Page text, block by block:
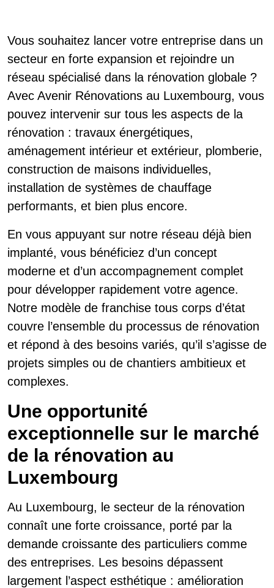
Vous souhaitez lancer votre entreprise dans un
secteur en forte expansion et rejoindre un
réseau spécialisé dans la rénovation globale ?
Avec Avenir Rénovations au Luxembourg, vous
pouvez intervenir sur tous les aspects de la
rénovation : travaux énergétiques,
aménagement intérieur et extérieur, plomberie,
construction de maisons individuelles,
installation de systèmes de chauffage
performants, et bien plus encore.
En vous appuyant sur notre réseau déjà bien
implanté, vous bénéficiez d’un concept
moderne et d’un accompagnement complet
pour développer rapidement votre agence.
Notre modèle de franchise tous corps d’état
couvre l’ensemble du processus de rénovation
et répond à des besoins variés, qu’il s’agisse de
projets simples ou de chantiers ambitieux et
complexes.
Une opportunité
exceptionnelle sur le marché
de la rénovation au
Luxembourg
Au Luxembourg, le secteur de la rénovation
connaît une forte croissance, porté par la
demande croissante des particuliers comme
des entreprises. Les besoins dépassent
largement l’aspect esthétique : amélioration